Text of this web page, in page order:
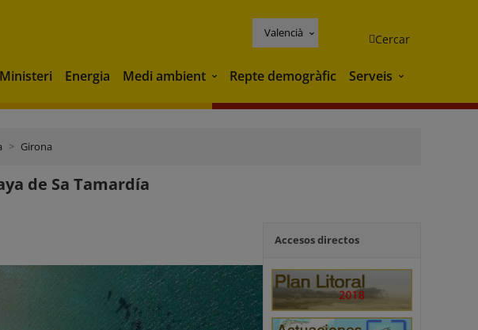
Valencià Cercar
Ministeri Energia Medi ambient Medi ambient
Repte demogràfic Serveis Serveis
Girona
de Sa Tamardía
Accesos directos